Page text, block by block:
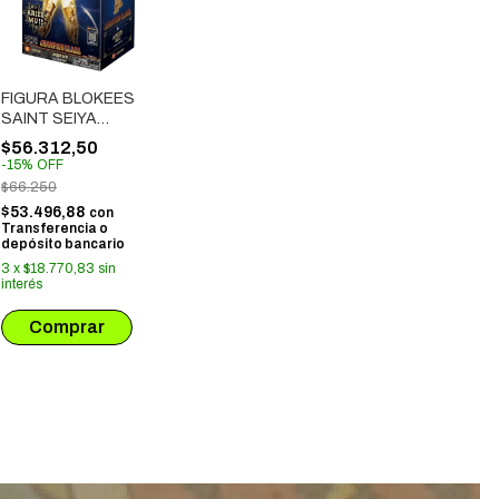
FIGURA BLOKEES
SAINT SEIYA
CHAMPIOS CLASS:
ARIES MU (75002)
$56.312,50
-15% OFF
$66.250
$53.496,88 con
Transferencia o
depósito bancario
3 x $18.770,83 sin
interés